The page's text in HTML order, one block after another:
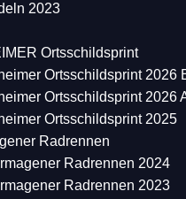
2023
Ortsschildsprint
Ortsschildsprint 2026
Ortsschildsprint 2026
Ortsschildsprint 2025
Radrennen
Radrennen 2024
Radrennen 2023